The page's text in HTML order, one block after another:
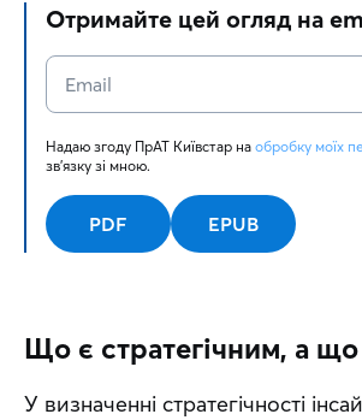
Отримайте цей огляд на
PDF EPUB
Надаю згоду ПрАТ Київстар на обробку моїх
зв'язку зі мною.
Що є стратегічним, а що
У визначенні стратегічності